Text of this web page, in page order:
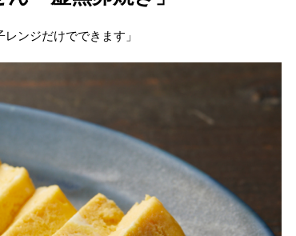
ンジだけでできます」